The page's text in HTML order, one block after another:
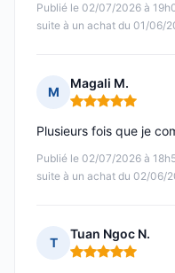
Publié le 02/07/2026 à
suite à un achat du 01/06/
M
Magali M.
Note : 5 sur 5
Publié le 02/07/2026 à
suite à un achat du 02/06/
Plusieurs fois que je
T
Tuan Ngoc N.
Note : 5 sur 5